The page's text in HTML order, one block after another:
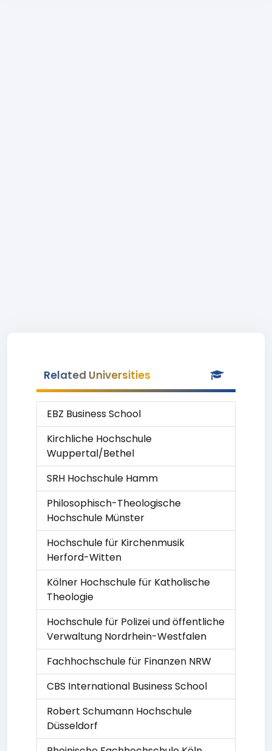
Related Universities
EBZ Business School
Kirchliche Hochschule
Wuppertal/Bethel
SRH Hochschule Hamm
Philosophisch-Theologische
Hochschule Münster
Hochschule für Kirchenmusik
Herford-Witten
Kölner Hochschule für Katholische
Theologie
Hochschule für Polizei und öffentliche
Verwaltung Nordrhein-Westfalen
Fachhochschule für Finanzen NRW
CBS International Business School
Robert Schumann Hochschule
Düsseldorf